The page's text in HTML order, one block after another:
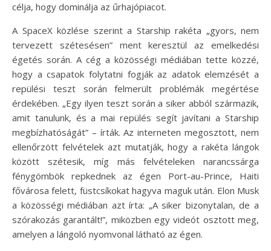
célja, hogy dominálja az űrhajópiacot.
A SpaceX közlése szerint a Starship rakéta „gyors, nem
tervezett szétesésen” ment keresztül az emelkedési
égetés során. A cég a közösségi médiában tette közzé,
hogy a csapatok folytatni fogják az adatok elemzését a
repülési teszt során felmerült problémák megértése
érdekében. „Egy ilyen teszt során a siker abból származik,
amit tanulunk, és a mai repülés segít javítani a Starship
megbízhatóságát” – írták. Az interneten megosztott, nem
ellenőrzött felvételek azt mutatják, hogy a rakéta lángok
között szétesik, míg más felvételeken narancssárga
fénygömbök repkednek az égen Port-au-Prince, Haiti
fővárosa felett, füstcsíkokat hagyva maguk után. Elon Musk
a közösségi médiában azt írta: „A siker bizonytalan, de a
szórakozás garantált!”, miközben egy videót osztott meg,
amelyen a lángoló nyomvonal látható az égen.